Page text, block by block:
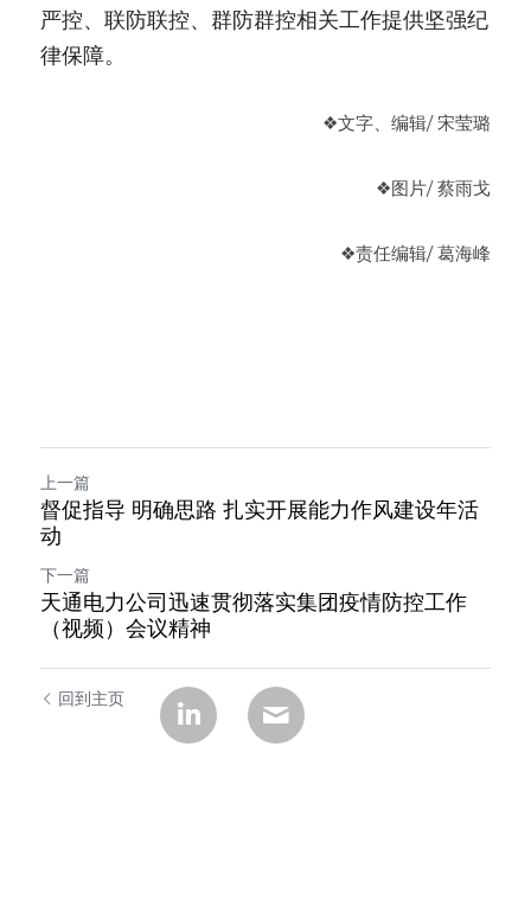
严控、联防联控、群防群控相关工作提供坚强纪
律保障。
❖文字、编辑/ 宋莹璐
❖图片/ 蔡雨戈
❖责任编辑/ 葛海峰
上一篇
督促指导 明确思路 扎实开展能力作风建设年活
动
下一篇
天通电力公司迅速贯彻落实集团疫情防控工作
（视频）会议精神
回到主页